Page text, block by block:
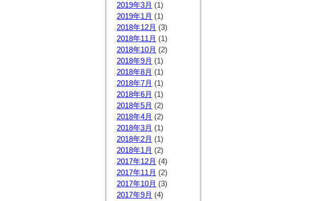
2019年3月 (1)
2019年1月 (1)
2018年12月 (3)
2018年11月 (1)
2018年10月 (2)
2018年9月 (1)
2018年8月 (1)
2018年7月 (1)
2018年6月 (1)
2018年5月 (2)
2018年4月 (2)
2018年3月 (1)
2018年2月 (1)
2018年1月 (2)
2017年12月 (4)
2017年11月 (2)
2017年10月 (3)
2017年9月 (4)